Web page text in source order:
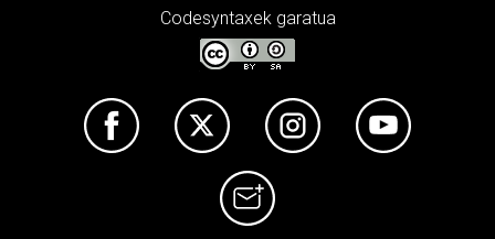
Codesyntaxek garatua